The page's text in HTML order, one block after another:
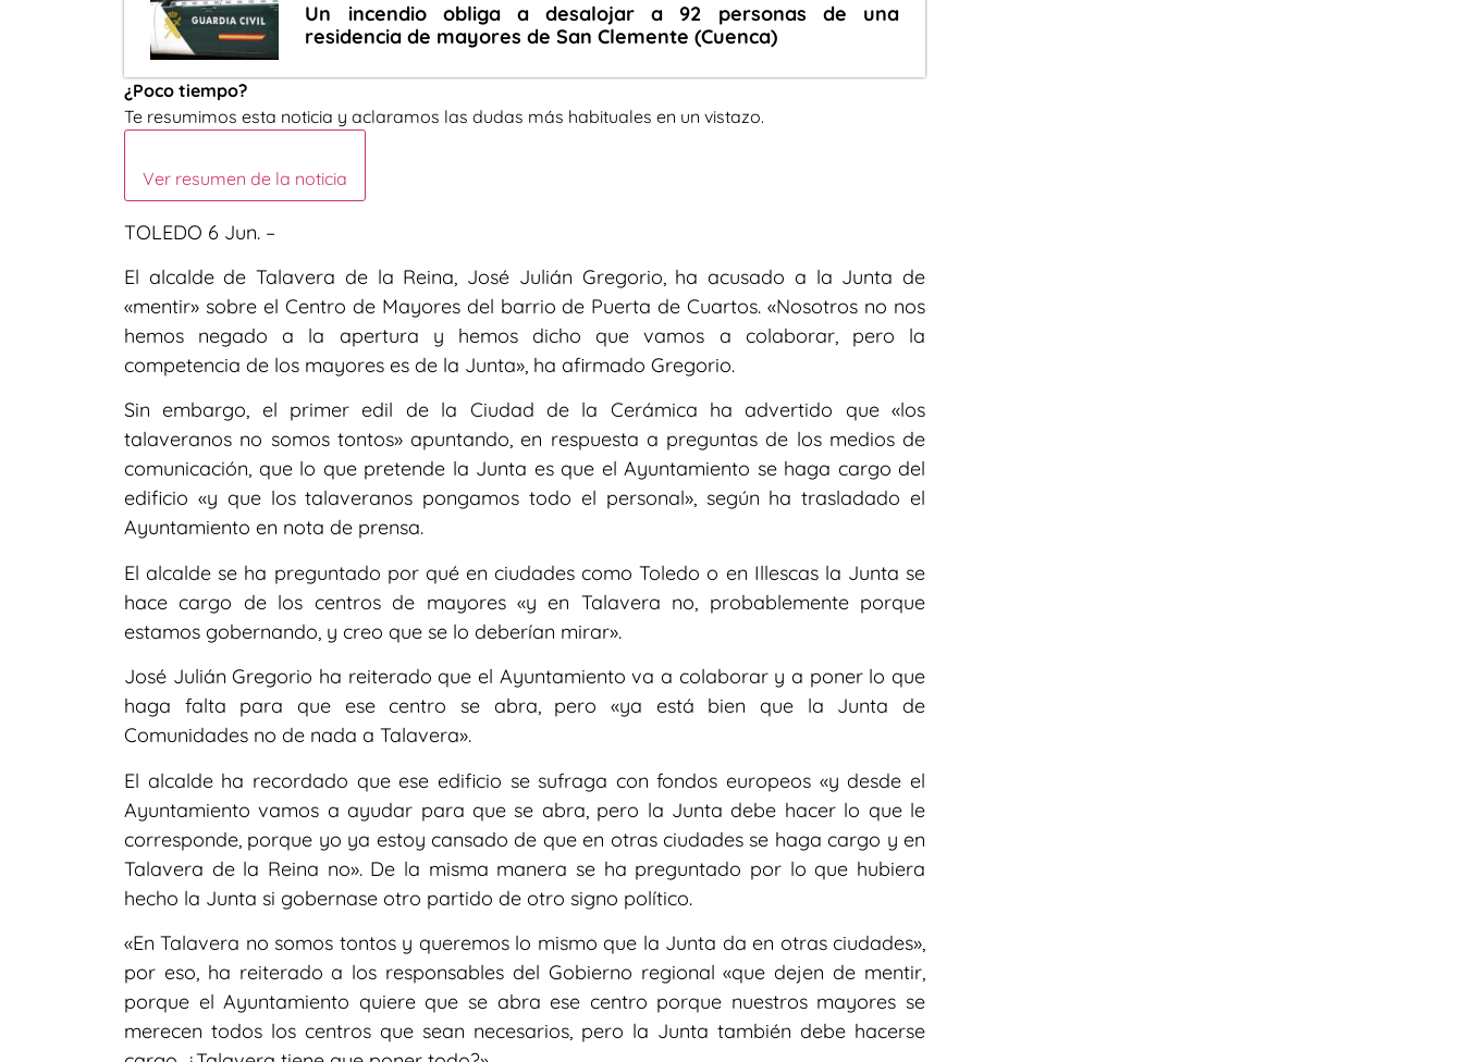
Un incendio obliga a desalojar a 92 personas de una
residencia de mayores de San Clemente (Cuenca)
¿Poco tiempo?
Te resumimos esta noticia y aclaramos las dudas más habituales en un vistazo.
Ver resumen de la noticia
TOLEDO 6 Jun. –
El alcalde de Talavera de la Reina, José Julián Gregorio, ha acusado a la Junta de
«mentir» sobre el Centro de Mayores del barrio de Puerta de Cuartos. «Nosotros no nos
hemos negado a la apertura y hemos dicho que vamos a colaborar, pero la
competencia de los mayores es de la Junta», ha afirmado Gregorio.
Sin embargo, el primer edil de la Ciudad de la Cerámica ha advertido que «los
talaveranos no somos tontos» apuntando, en respuesta a preguntas de los medios de
comunicación, que lo que pretende la Junta es que el Ayuntamiento se haga cargo del
edificio «y que los talaveranos pongamos todo el personal», según ha trasladado el
Ayuntamiento en nota de prensa.
El alcalde se ha preguntado por qué en ciudades como Toledo o en Illescas la Junta se
hace cargo de los centros de mayores «y en Talavera no, probablemente porque
estamos gobernando, y creo que se lo deberían mirar».
José Julián Gregorio ha reiterado que el Ayuntamiento va a colaborar y a poner lo que
haga falta para que ese centro se abra, pero «ya está bien que la Junta de
Comunidades no de nada a Talavera».
El alcalde ha recordado que ese edificio se sufraga con fondos europeos «y desde el
Ayuntamiento vamos a ayudar para que se abra, pero la Junta debe hacer lo que le
corresponde, porque yo ya estoy cansado de que en otras ciudades se haga cargo y en
Talavera de la Reina no». De la misma manera se ha preguntado por lo que hubiera
hecho la Junta si gobernase otro partido de otro signo político.
«En Talavera no somos tontos y queremos lo mismo que la Junta da en otras ciudades»,
por eso, ha reiterado a los responsables del Gobierno regional «que dejen de mentir,
porque el Ayuntamiento quiere que se abra ese centro porque nuestros mayores se
merecen todos los centros que sean necesarios, pero la Junta también debe hacerse